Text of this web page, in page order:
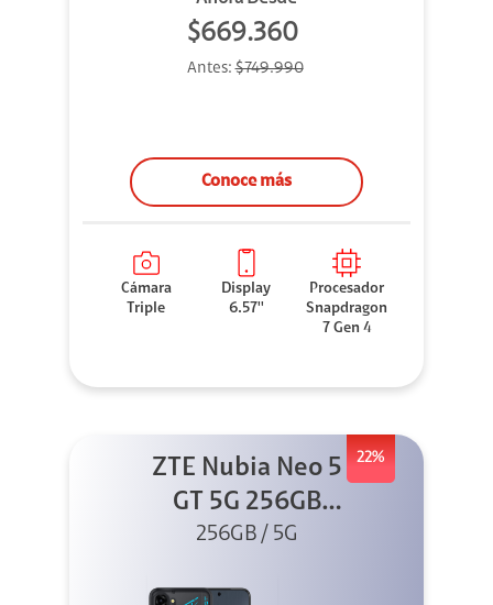
$669.360
Antes:$749.990
Conoce más
Cámara
Triple
Display
6.57''
Procesador
Snapdragon
7 Gen 4
22%
ZTE Nubia Neo 5
GT 5G 256GB
Negro + GPAD +
256GB / 5G